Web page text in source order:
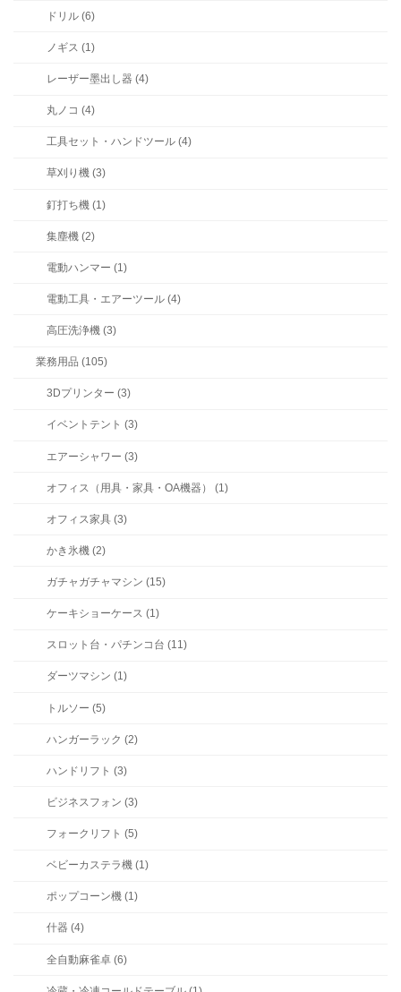
ドリル (6)
ノギス (1)
レーザー墨出し器 (4)
丸ノコ (4)
工具セット・ハンドツール (4)
草刈り機 (3)
釘打ち機 (1)
集塵機 (2)
電動ハンマー (1)
電動工具・エアーツール (4)
高圧洗浄機 (3)
業務用品 (105)
3Dプリンター (3)
イベントテント (3)
エアーシャワー (3)
オフィス（用具・家具・OA機器） (1)
オフィス家具 (3)
かき氷機 (2)
ガチャガチャマシン (15)
ケーキショーケース (1)
スロット台・パチンコ台 (11)
ダーツマシン (1)
トルソー (5)
ハンガーラック (2)
ハンドリフト (3)
ビジネスフォン (3)
フォークリフト (5)
ベビーカステラ機 (1)
ポップコーン機 (1)
什器 (4)
全自動麻雀卓 (6)